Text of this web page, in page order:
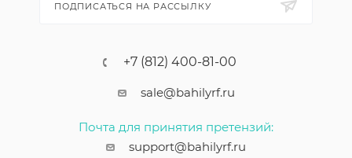
ПОДПИСАТЬСЯ НА РАССЫЛКУ
+7 (812) 400-81-00
sale@bahilyrf.ru
Почта для принятия претензий:
support@bahilyrf.ru